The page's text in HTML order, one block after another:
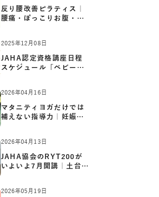
反り腰改善ピラティス｜
腰痛・ぽっこりお腹・姿
2025年12月08日
JAHA認定資格講座日程
スケジュール「ベビーヨ
2026年04月16日
マタニティヨガだけでは
補えない指導力｜妊娠期
の体…
2026年04月13日
JAHA協会のRYT200が
いよいよ7月開講｜土台か
ら応用ま…
2026年05月19日